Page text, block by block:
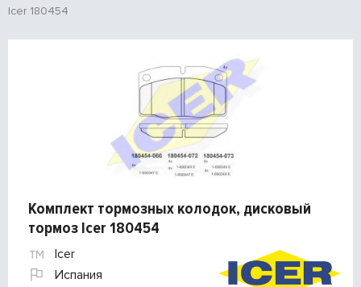
Icer 180454
Комплект тормозных колодок, дисковый
тормоз Icer 180454
Icer
Испания